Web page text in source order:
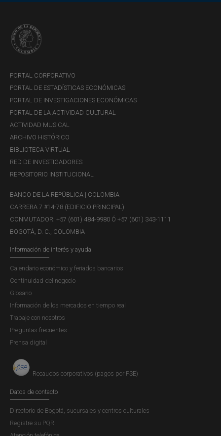
PORTAL CORPORATIVO
PORTAL DE ESTADÍSTICAS ECONÓMICAS
PORTAL DE INVESTIGACIONES ECONÓMICAS
PORTAL DE LA ACTIVIDAD CULTURAL
ACTIVIDAD MUSICAL
ARCHIVO HISTÓRICO
BIBLIOTECA VIRTUAL
RED DE INVESTIGADORES
REPOSITORIO INSTITUCIONAL
BANCO DE LA REPÚBLICA | COLOMBIA
CARRERA 7 #14-78 (EDIFICIO PRINCIPAL)
CONMUTADOR: +57 (601) 484-9980 Ó +57 (601) 343-1111
BOGOTÁ, D. C., COLOMBIA
Información de interés y ayuda
Calendario económico y feriados bancarios
Continuidad del negocio
Glosario
Información de los mercados en tiempo real
Trabaje con nosotros
Preguntas frecuentes
Prensa digital
Recaudos corporativos (pagos por PSE)
Datos de contacto
Directorio de Bogotá, sucursales y centros culturales
Registre su PQR